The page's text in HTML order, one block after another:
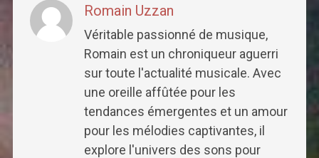
Romain Uzzan
Véritable passionné de musique,
Romain est un chroniqueur aguerri
sur toute l'actualité musicale. Avec
une oreille affûtée pour les
tendances émergentes et un amour
pour les mélodies captivantes, il
explore l'univers des sons pour